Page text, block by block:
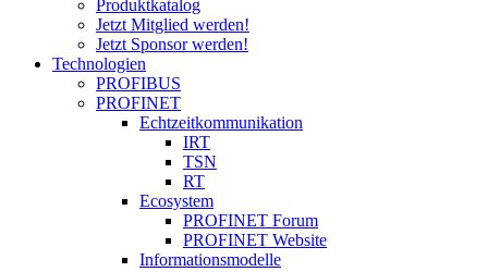
Produktkatalog
Jetzt Mitglied werden!
Jetzt Sponsor werden!
Technologien
PROFIBUS
PROFINET
Echtzeitkommunikation
IRT
TSN
RT
Ecosystem
PROFINET Forum
PROFINET Website
Informationsmodelle